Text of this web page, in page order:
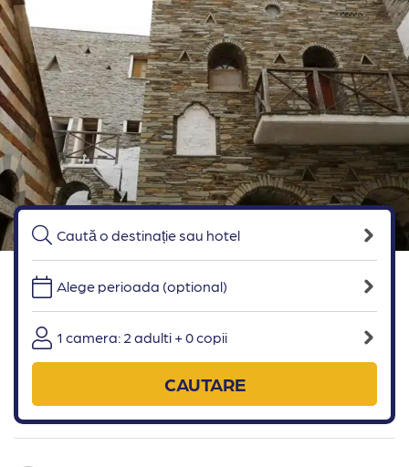
Alege perioada (optional)
1 camera: 2 adulti + 0 copii
CAUTARE